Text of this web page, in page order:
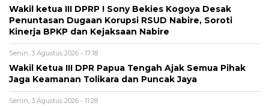
Wakil ketua III DPRP ! Sony Bekies Kogoya Desak
Penuntasan Dugaan Korupsi RSUD Nabire, Soroti
Kinerja BPKP dan Kejaksaan Nabire
Senin, 3 Agustus 2026 - 17:18
Wakil Ketua III DPR Papua Tengah Ajak Semua Pihak
Jaga Keamanan Tolikara dan Puncak Jaya
Senin, 3 Agustus 2026 - 11:28